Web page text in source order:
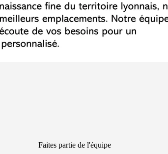
Faites partie de l'équipe